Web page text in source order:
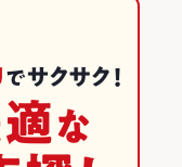
国料理・その他
キング
ンキング